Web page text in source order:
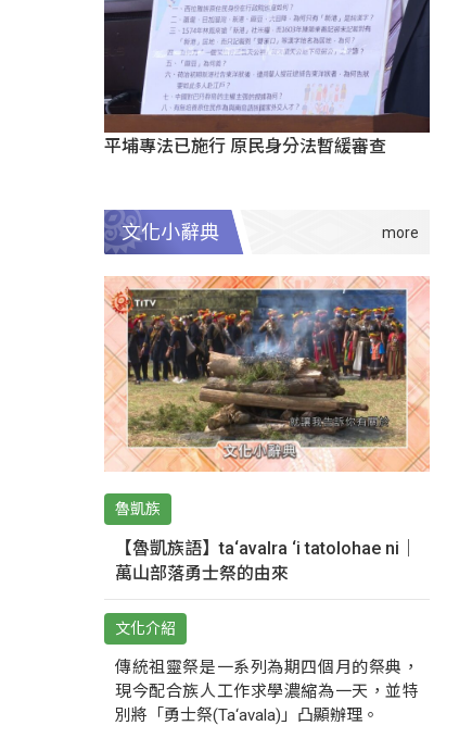
平埔專法已施行 原民身分法暫緩審查
文化小辭典
魯凱族
【魯凱族語】ta‘avalra ‘i tatolohae ni｜
萬山部落勇士祭的由來
文化介紹
傳統祖靈祭是一系列為期四個月的祭典，
現今配合族人工作求學濃縮為一天，並特
別將「勇士祭(Ta‘avala)」凸顯辦理。